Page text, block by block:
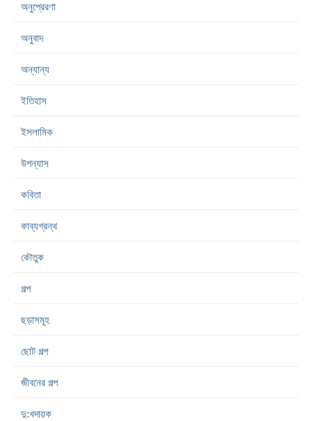
অনুপ্রেরণা
অনুবাদ
অন্যান্য
ইতিহাস
ইসলামিক
উপন্যাস
কবিতা
কাব্যগ্রন্থ
কৌতুক
গল্প
ছড়াসমূহ
ছোট গল্প
জীবনের গল্প
দু:খদায়ক